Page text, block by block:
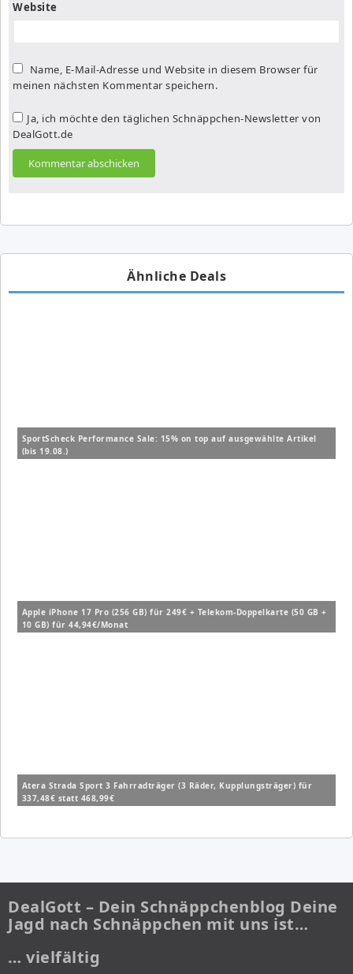
Website
Name, E-Mail-Adresse und Website in diesem Browser für
meinen nächsten Kommentar speichern.
Ja, ich möchte den täglichen Schnäppchen-Newsletter von
DealGott.de
Ähnliche Deals
SportScheck Performance Sale: 15% on top auf ausgewählte Artikel
(bis 19.08.)
Apple iPhone 17 Pro (256 GB) für 249€ + Telekom-Doppelkarte (50 GB +
10 GB) für 44,94€/Monat
Atera Strada Sport 3 Fahrradträger (3 Räder, Kupplungsträger) für
337,48€ statt 468,99€
DealGott – Dein Schnäppchenblog Deine
Jagd nach Schnäppchen mit uns ist…
… vielfältig